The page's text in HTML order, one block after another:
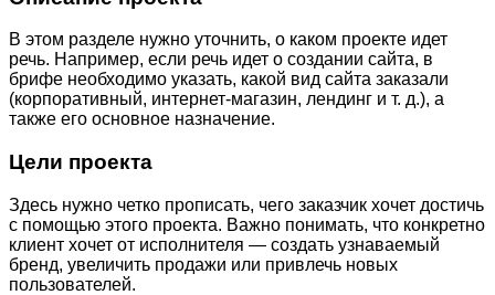
В этом разделе нужно уточнить, о каком проекте идет
речь. Например, если речь идет о создании сайта, в
брифе необходимо указать, какой вид сайта заказали
(корпоративный, интернет-магазин, лендинг и т. д.), а
также его основное назначение.
Цели проекта
Здесь нужно четко прописать, чего заказчик хочет достичь
с помощью этого проекта. Важно понимать, что конкретно
клиент хочет от исполнителя — создать узнаваемый
бренд, увеличить продажи или привлечь новых
пользователей.